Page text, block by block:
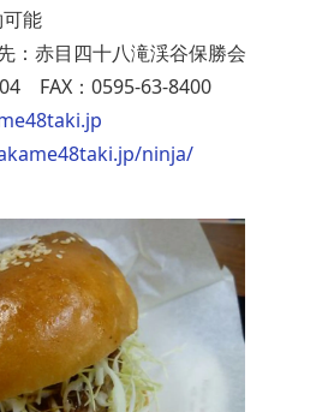
能
：赤目四十八滝渓谷保勝会
FAX：0595-63-8400
ninja/